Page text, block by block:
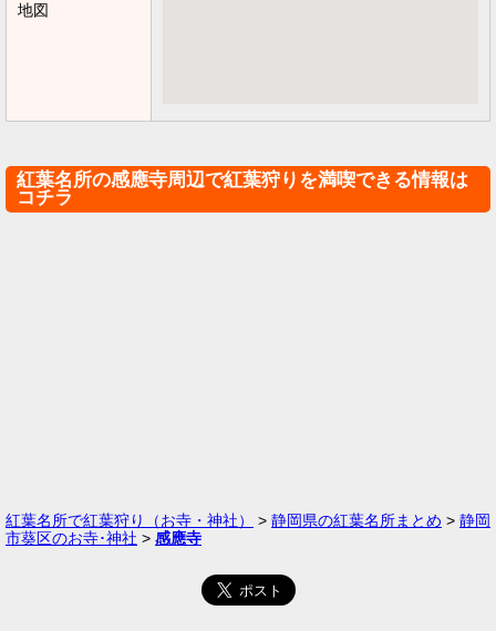
地図
紅葉名所の感應寺周辺で紅葉狩りを満喫できる情報は
コチラ
紅葉名所で紅葉狩り（お寺・神社） > 静岡県の紅葉名所まとめ > 静岡
市葵区のお寺･神社 > 感應寺